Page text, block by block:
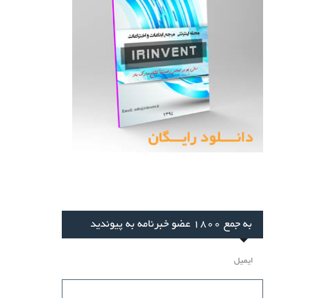
به جمع 1800 عضو خبرنامه به پیوندید
ایمیل